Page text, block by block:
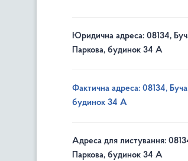
Юридична адреса: 08134,
Паркова, будинок 34 А
Фактична адреса: 08134,
будинок 34 А
Адреса для листування:
Паркова, будинок 34 А